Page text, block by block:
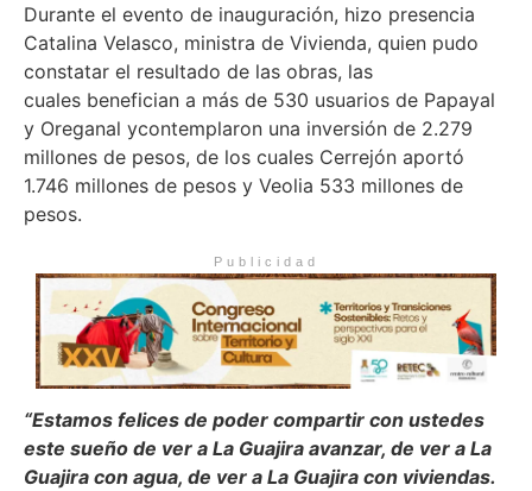
Durante el evento de inauguración, hizo presencia
Catalina Velasco, ministra de Vivienda, quien pudo
constatar el resultado de las obras, las
cuales benefician a más de 530 usuarios de Papayal
y Oreganal ycontemplaron una inversión de 2.279
millones de pesos, de los cuales Cerrejón aportó
1.746 millones de pesos y Veolia 533 millones de
pesos.
Publicidad
“Estamos felices de poder compartir con ustedes
este sueño de ver a La Guajira avanzar, de ver a La
Guajira con agua, de ver a La Guajira con viviendas.